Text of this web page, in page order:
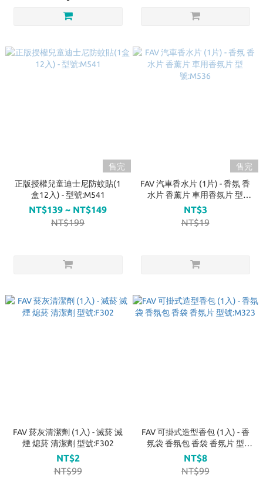
售完
正版授權兒童迪士尼防蚊貼(1
盒12入) - 型號:M541
NT$139 ~ NT$149
NT$199
售完
FAV 汽車香水片 (1片) - 香氛 香
水片 香薰片 車用香氛片 型
號:M536
NT$3
NT$19
FAV 菸灰清潔劑 (1入) - 滅菸 滅
煙 熄菸 清潔劑 型號:F302
NT$2
NT$99
FAV 可掛式造型香包 (1入) - 香
氛袋 香氛包 香袋 香氛片 型
號:M323
NT$8
NT$99